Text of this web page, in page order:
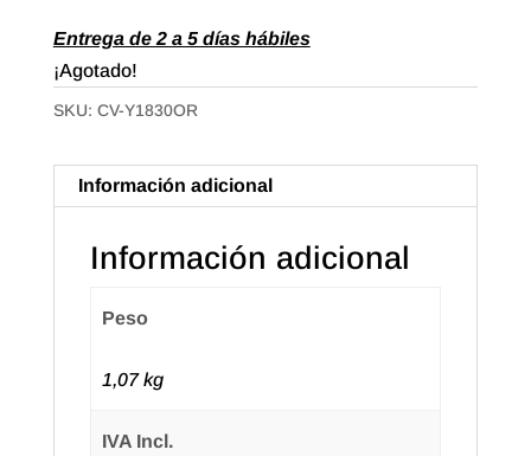
Entrega de 2 a 5 días hábiles
¡Agotado!
SKU: CV-Y1830OR
Información adicional
Información adicional
Peso
1,07 kg
IVA Incl.